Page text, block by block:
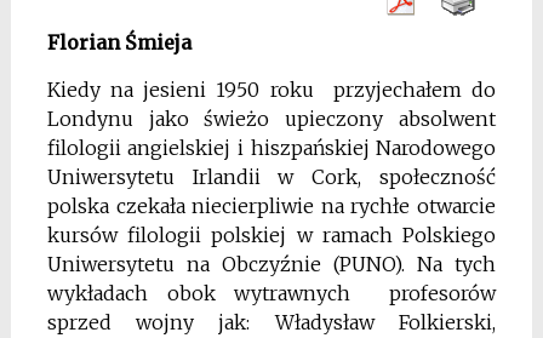
Florian Śmieja
Kiedy na jesieni 1950 roku przyjechałem do
Londynu jako świeżo upieczony absolwent
filologii angielskiej i hiszpańskiej Narodowego
Uniwersytetu Irlandii w Cork, społeczność
polska czekała niecierpliwie na rychłe otwarcie
kursów filologii polskiej w ramach Polskiego
Uniwersytetu na Obczyźnie (PUNO). Na tych
wykładach obok wytrawnych profesorów
sprzed wojny jak: Władysław Folkierski,